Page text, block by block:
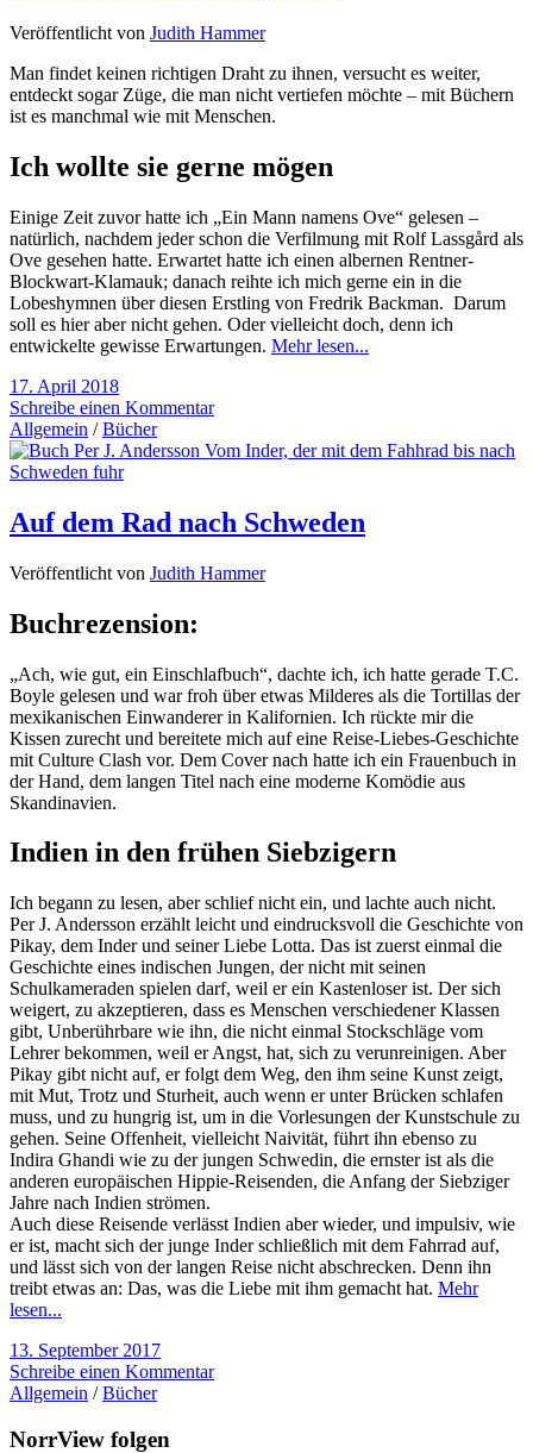
Veröffentlicht von Judith Hammer
Man findet keinen richtigen Draht zu ihnen, versucht es weiter,
entdeckt sogar Züge, die man nicht vertiefen möchte – mit Büchern
ist es manchmal wie mit Menschen.
Ich wollte sie gerne mögen
Einige Zeit zuvor hatte ich „Ein Mann namens Ove“ gelesen –
natürlich, nachdem jeder schon die Verfilmung mit Rolf Lassgård als
Ove gesehen hatte. Erwartet hatte ich einen albernen Rentner-
Blockwart-Klamauk; danach reihte ich mich gerne ein in die
Lobeshymnen über diesen Erstling von Fredrik Backman. Darum
soll es hier aber nicht gehen. Oder vielleicht doch, denn ich
entwickelte gewisse Erwartungen. Mehr lesen...
17. April 2018
Schreibe einen Kommentar
Allgemein /Bücher
Auf dem Rad nach Schweden
Veröffentlicht von Judith Hammer
Buchrezension:
„Ach, wie gut, ein Einschlafbuch“, dachte ich, ich hatte gerade T.C.
Boyle gelesen und war froh über etwas Milderes als die Tortillas der
mexikanischen Einwanderer in Kalifornien. Ich rückte mir die
Kissen zurecht und bereitete mich auf eine Reise-Liebes-Geschichte
mit Culture Clash vor. Dem Cover nach hatte ich ein Frauenbuch in
der Hand, dem langen Titel nach eine moderne Komödie aus
Skandinavien.
Indien in den frühen Siebzigern
Ich begann zu lesen, aber schlief nicht ein, und lachte auch nicht.
Per J. Andersson erzählt leicht und eindrucksvoll die Geschichte von
Pikay, dem Inder und seiner Liebe Lotta. Das ist zuerst einmal die
Geschichte eines indischen Jungen, der nicht mit seinen
Schulkameraden spielen darf, weil er ein Kastenloser ist. Der sich
weigert, zu akzeptieren, dass es Menschen verschiedener Klassen
gibt, Unberührbare wie ihn, die nicht einmal Stockschläge vom
Lehrer bekommen, weil er Angst, hat, sich zu verunreinigen. Aber
Pikay gibt nicht auf, er folgt dem Weg, den ihm seine Kunst zeigt,
mit Mut, Trotz und Sturheit, auch wenn er unter Brücken schlafen
muss, und zu hungrig ist, um in die Vorlesungen der Kunstschule zu
gehen. Seine Offenheit, vielleicht Naivität, führt ihn ebenso zu
Indira Ghandi wie zu der jungen Schwedin, die ernster ist als die
anderen europäischen Hippie-Reisenden, die Anfang der Siebziger
Jahre nach Indien strömen.
Auch diese Reisende verlässt Indien aber wieder, und impulsiv, wie
er ist, macht sich der junge Inder schließlich mit dem Fahrrad auf,
und lässt sich von der langen Reise nicht abschrecken. Denn ihn
treibt etwas an: Das, was die Liebe mit ihm gemacht hat. Mehr
lesen...
13. September 2017
Schreibe einen Kommentar
Allgemein /Bücher
NorrView folgen